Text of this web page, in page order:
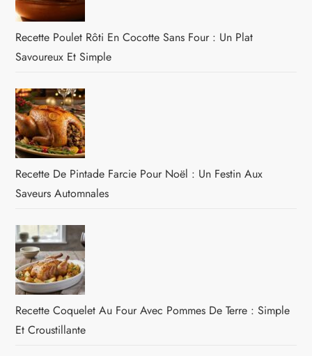
Recette Poulet Rôti En Cocotte Sans Four : Un Plat
Savoureux Et Simple
Recette De Pintade Farcie Pour Noël : Un Festin Aux
Saveurs Automnales
Recette Coquelet Au Four Avec Pommes De Terre : Simple
Et Croustillante